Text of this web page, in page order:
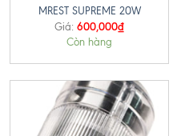
MREST SUPREME 20W
Giá: 600,000₫
Còn hàng